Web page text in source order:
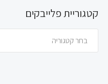
קטגוריית פלייבקים
בחר קטגוריה